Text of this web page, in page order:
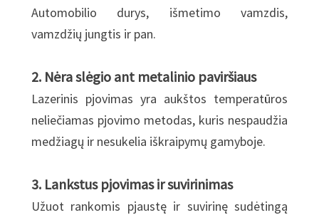
Automobilio durys, išmetimo vamzdis,
vamzdžių jungtis ir pan.
2. Nėra slėgio ant metalinio paviršiaus
Lazerinis pjovimas yra aukštos temperatūros
neliečiamas pjovimo metodas, kuris nespaudžia
medžiagų ir nesukelia iškraipymų gamyboje.
3. Lankstus pjovimas ir suvirinimas
Užuot rankomis pjaustę ir suvirinę sudėtingą